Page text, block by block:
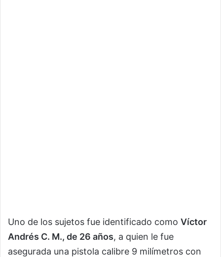
Uno de los sujetos fue identificado como Víctor
Andrés C. M., de 26 años, a quien le fue
asegurada una pistola calibre 9 milímetros con